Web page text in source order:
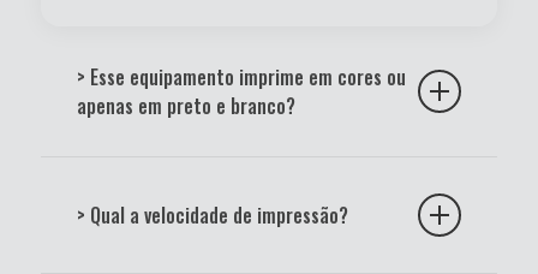
> Esse equipamento imprime em cores ou
apenas em preto e branco?
modelos coloridos. A descrição técnica do produto
indica essa especificação.
> Qual a velocidade de impressão?